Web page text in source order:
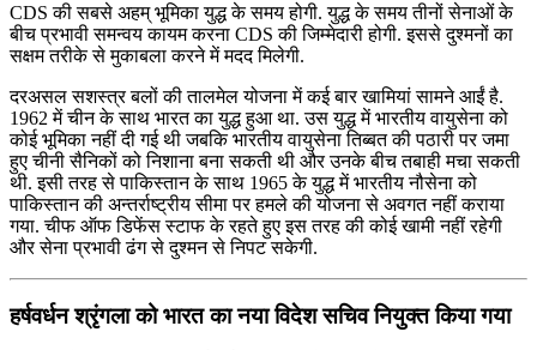
CDS की सबसे अहम् भूमिका युद्ध के समय होगी. युद्ध के समय तीनों सेनाओं के
बीच प्रभावी समन्वय कायम करना CDS की जिम्मेदारी होगी. इससे दुश्मनों का
सक्षम तरीके से मुकाबला करने में मदद मिलेगी.
दरअसल सशस्त्र बलों की तालमेल योजना में कई बार खामियां सामने आईं है.
1962 में चीन के साथ भारत का युद्ध हुआ था. उस युद्ध में भारतीय वायुसेना को
कोई भूमिका नहीं दी गई थी जबकि भारतीय वायुसेना तिब्बत की पठारी पर जमा
हुए चीनी सैनिकों को निशाना बना सकती थी और उनके बीच तबाही मचा सकती
थी. इसी तरह से पाकिस्तान के साथ 1965 के युद्ध में भारतीय नौसेना को
पाकिस्तान की अन्तर्राष्ट्रीय सीमा पर हमले की योजना से अवगत नहीं कराया
गया. चीफ ऑफ डिफेंस स्टाफ के रहते हुए इस तरह की कोई खामी नहीं रहेगी
और सेना प्रभावी ढंग से दुश्मन से निपट सकेगी.
हर्षवर्धन श्रृंगला को भारत का नया विदेश सचिव नियुक्त किया गया